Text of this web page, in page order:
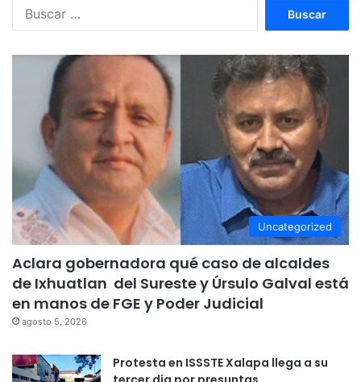
Uncategorized
Aclara gobernadora qué caso de alcaldes
de Ixhuatlan del Sureste y Úrsulo Galval está
en manos de FGE y Poder Judicial
agosto 5, 2026
Protesta en ISSSTE Xalapa llega a su